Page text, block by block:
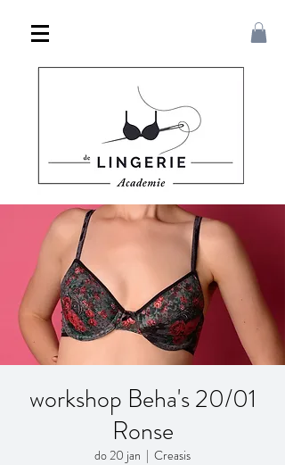
workshop Beha's 20/01
Ronse
do 20 jan
  |
Creasis